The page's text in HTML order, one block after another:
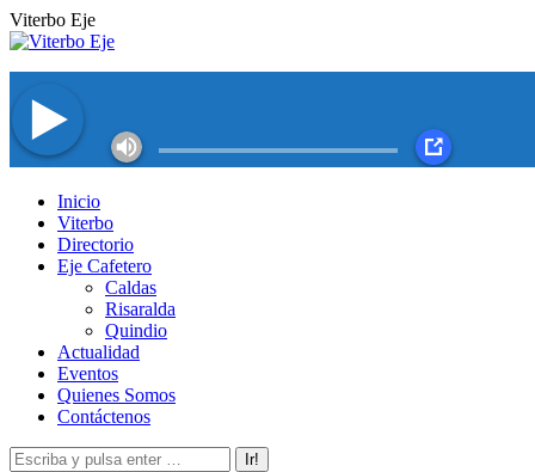
Saltar
al
Viterbo Eje
Facebook
page
opens
Twitter
page
opens
Instagram
page
opens
YouTube
page
opens
Inicio
Viterbo
Directorio
Eje Cafetero
Caldas
Risaralda
Quindio
Actualidad
Eventos
Quienes Somos
Contáctenos
Buscar: